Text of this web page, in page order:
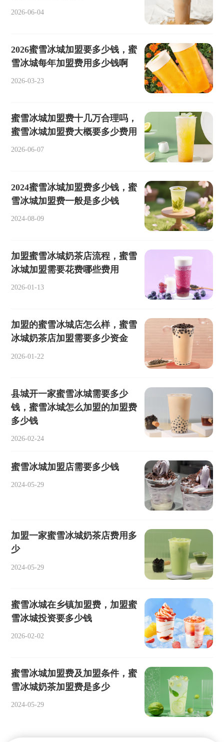
2026-06-04
2026蜜雪冰城加盟要多少钱，蜜
雪冰城每年加盟费用多少钱啊
2026-03-23
蜜雪冰城加盟费十几万合理吗，
蜜雪冰城加盟费大概要多少费用
2026-06-07
2024蜜雪冰城加盟费多少钱，蜜
雪冰城加盟费一般是多少钱
2024-08-09
加盟蜜雪冰城奶茶店流程，蜜雪
冰城加盟需要花费哪些费用
2026-01-13
加盟的蜜雪冰城店怎么样，蜜雪
冰城奶茶店加盟需要多少资金
2026-01-22
县城开一家蜜雪冰城需要多少
钱，蜜雪冰城怎么加盟的加盟费
多少钱
2026-02-24
蜜雪冰城加盟店需要多少钱
2024-05-29
加盟一家蜜雪冰城奶茶店费用多
少
2024-05-29
蜜雪冰城在乡镇加盟费，加盟蜜
雪冰城投资要多少钱
2026-02-02
蜜雪冰城加盟费及加盟条件，蜜
雪冰城奶茶加盟费是多少
2024-05-29